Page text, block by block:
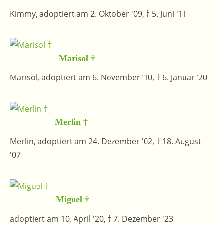
Kimmy, adoptiert am 2. Oktober '09, † 5. Juni '11
Marisol †
Marisol, adoptiert am 6. November ’10, † 6. Januar ’20
Merlin †
Merlin, adoptiert am 24. Dezember '02, † 18. August
'07
Miguel †
adoptiert am 10. April '20, † 7. Dezember '23